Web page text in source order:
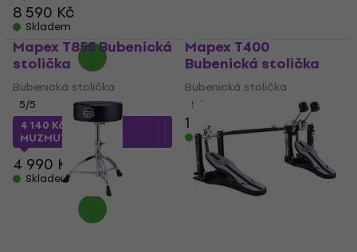
8 590 Kč
Skladem
Mapex T855 Bubenická
stolička
Bubenická stolička
5/5
4 140 Kč
s kódem
MUZMUZ-15
4 990 Kč
Skladem
Mapex T400
Bubenická stolička
Bubenická stolička
5 /5
1 263 Kč
Skladem